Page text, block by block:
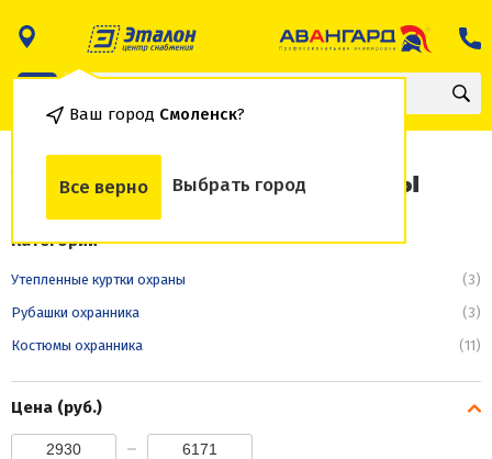
Ваш город Смоленск?
Все верно Выбрать город
Утепленные куртки охраны
Категории
Утепленные куртки охраны
(3)
Рубашки охранника
(3)
Костюмы охранника
(11)
Цена (руб.)